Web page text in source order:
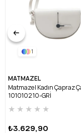
yanınızda olur.
erişilebilir lifestyle
sadeliği fonksiyonla
1
MATMAZEL
Matmazel Kadın Çapraz
101010210-GRİ
★ ★ ★ ★ ★
₺3.629,90